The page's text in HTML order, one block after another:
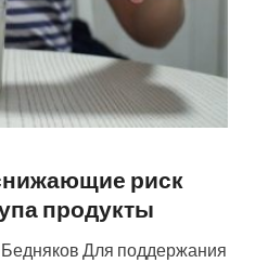
риск
продукты
Для поддержания